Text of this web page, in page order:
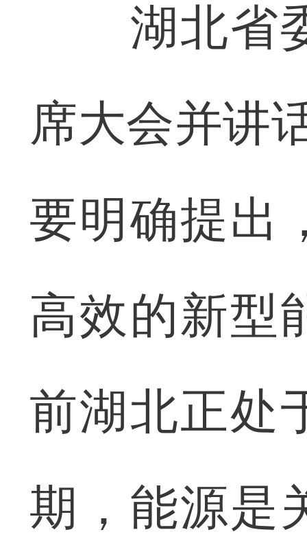
湖北省委
席大会并讲
要明确提出
高效的新型
前湖北正处
期，能源是